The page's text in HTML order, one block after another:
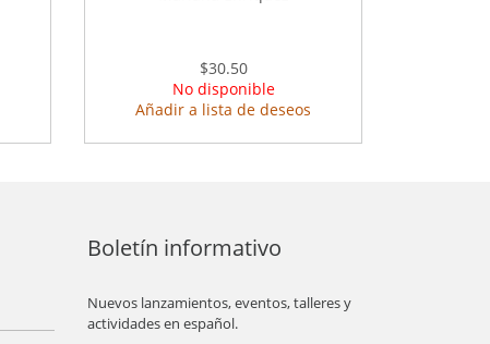
$30.50
No disponible
Añadir a lista de deseos
Boletín informativo
Nuevos lanzamientos, eventos, talleres y
actividades en español.